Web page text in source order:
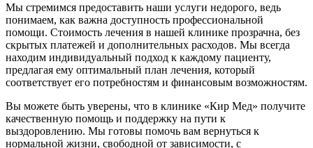
Мы стремимся предоставить наши услуги недорого, ведь
понимаем, как важна доступность профессиональной
помощи. Стоимость лечения в нашей клинике прозрачна, без
скрытых платежей и дополнительных расходов. Мы всегда
находим индивидуальный подход к каждому пациенту,
предлагая ему оптимальный план лечения, который
соответствует его потребностям и финансовым возможностям.
Вы можете быть уверены, что в клинике «Кир Мед» получите
качественную помощь и поддержку на пути к
выздоровлению. Мы готовы помочь вам вернуться к
нормальной жизни, свободной от зависимости, с